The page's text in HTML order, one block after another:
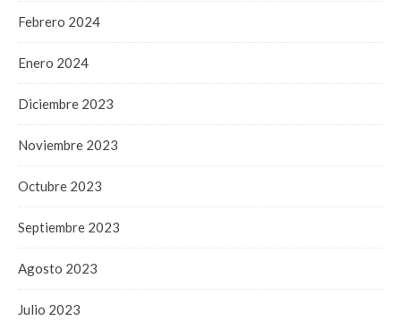
Febrero 2024
Enero 2024
Diciembre 2023
Noviembre 2023
Octubre 2023
Septiembre 2023
Agosto 2023
Julio 2023